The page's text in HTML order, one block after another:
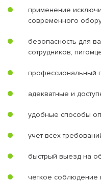
применение
современного
безопасность для
сотрудников,
профессиональный
адекватные и
удобные способы
учет всех
быстрый выезд на
четкое соблюдение